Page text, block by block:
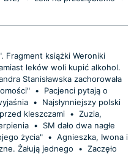
Fragment książki Weroniki
leków woli kupić alkohol.
Stanisławska zachorowała
•
Pacjenci pytają o
•
Najsłynniejszy polski
kleszczami • Zuzia,
•
SM dało dwa nagłe
życia" • Agnieszka, Iwona i
Żałują jednego
• Zaczęło